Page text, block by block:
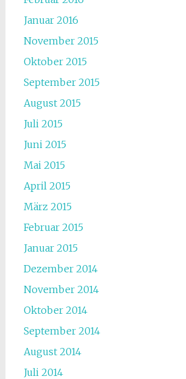
Januar 2016
November 2015
Oktober 2015
September 2015
August 2015
Juli 2015
Juni 2015
Mai 2015
April 2015
März 2015
Februar 2015
Januar 2015
Dezember 2014
November 2014
Oktober 2014
September 2014
August 2014
Juli 2014